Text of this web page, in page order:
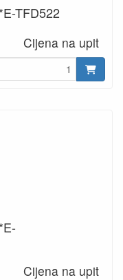
TFD522
Cijena na upit
Cijena na upit